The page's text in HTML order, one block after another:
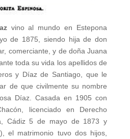
vino al mundo en Estepona
de 1875, siendo hija de don
comerciante, y de doña Juana
toda su vida los apellidos de
y Díaz de Santiago, que le
de que civilmente su nombre
Díaz. Casada en 1905 con
licenciado en Derecho
Cádiz 5 de mayo de 1873 y
el matrimonio tuvo dos hijos,